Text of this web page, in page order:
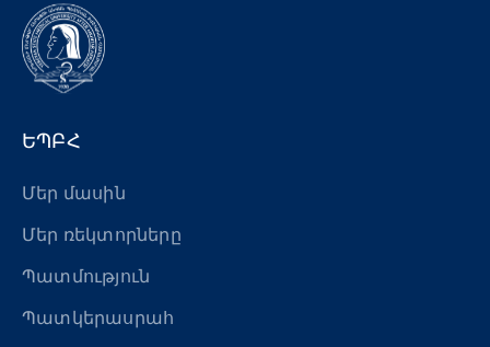
ԵՊԲՀ
Մեր մասին
Մեր ռեկտորները
Պատմություն
Պատկերասրահ